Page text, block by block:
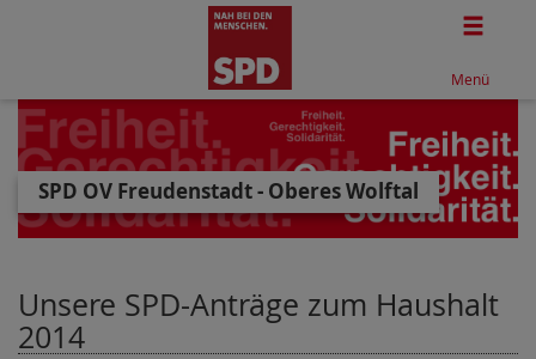
Menü
SPD OV Freudenstadt - Oberes Wolftal
Unsere SPD-Anträge zum Haushalt
2014